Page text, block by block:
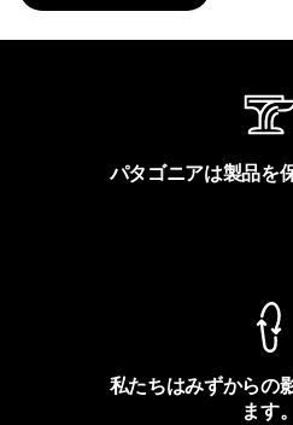
パタゴニアは製品を
私たちはみずからの
ます。